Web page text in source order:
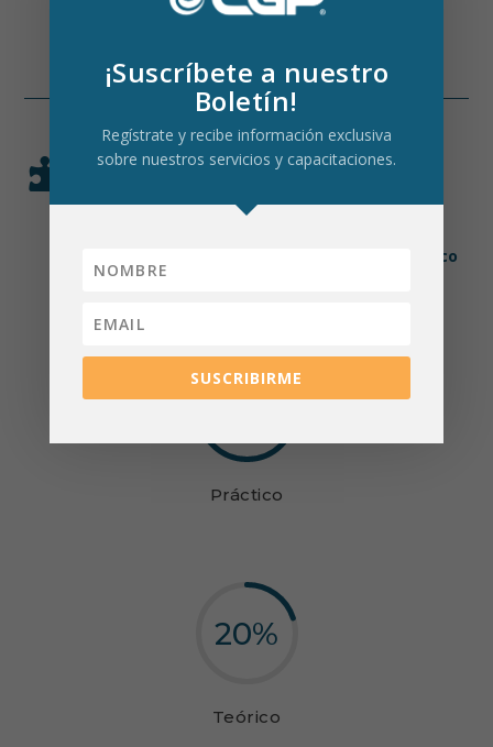

METODOLOGÍA EN CADA
asegurando un aprendizaje útil, dinámico
y aplicable.
80%
Práctico
20%
Teórico
¡Suscríbete a nuestro
Boletín!
Regístrate y recibe información exclusiva
sobre nuestros servicios y capacitaciones.
SUSCRIBIRME